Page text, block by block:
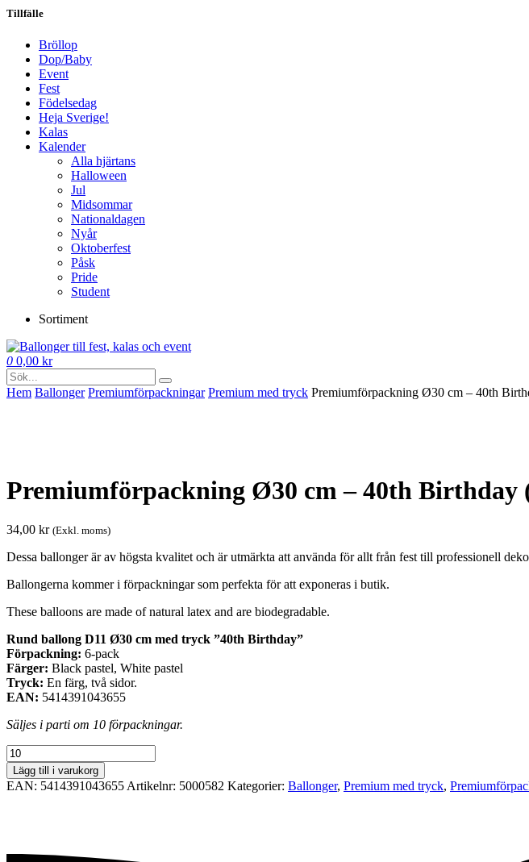
Tillfälle
Bröllop
Dop/Baby
Event
Fest
Födelsedag
Heja Sverige!
Kalas
Kalender
Alla hjärtans
Halloween
Jul
Midsommar
Nationaldagen
Nyår
Oktoberfest
Påsk
Pride
Student
Sortiment
0 0,00 kr
Hem Ballonger Premium­förpackningar Premium med tryck Premiumförpackning Ø30 cm – 40th
Premiumförpackning Ø30 cm – 40th Birthday
34,00 kr (Exkl. moms)
Dessa ballonger är av högsta kvalitet och är utmärkta att använda för allt från fest till professionell
Ballongerna kommer i förpackningar som perfekta för att exponeras i butik.
These balloons are made of natural latex and are biodegradable.
Rund ballong D11 Ø30 cm med tryck ”40th Birthday”
Förpackning: 6-pack
Färger: Black pastel, White pastel
Tryck: En färg, två sidor.
EAN: 5414391043655
Säljes i parti om 10 förpackningar.
Premiumförpackning
Ø30
cm
-
mängd
Lägg till i varukorg
EAN: 5414391043655 Artikelnr: 5000582 Kategorier: Ballonger, Premium med tryck,